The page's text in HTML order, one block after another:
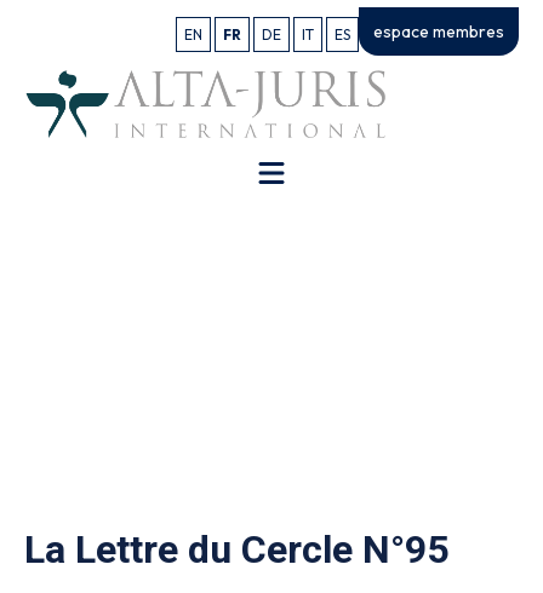
EN FR DE IT ES espace membres
La Lettre du Cercle N°95